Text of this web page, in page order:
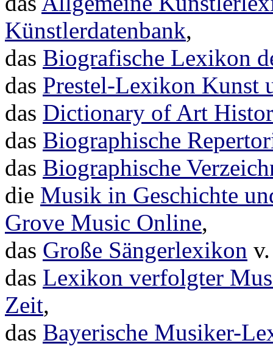
Künstlerdatenbank,
das Biografische Lexikon
das Prestel-Lexikon Kunst
das Dictionary of Art
das Biographische
das Biographische
die Musik in Geschichte
Grove Music Online,
das Große Sängerlexikon
das Lexikon verfolgter
Zeit,
das Bayerische Musiker-